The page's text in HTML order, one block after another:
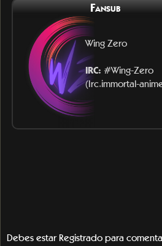
Fansub
Wing Zero
IRC: #Wing-Zero
(Irc.immortal-
Debes estar Registrado para